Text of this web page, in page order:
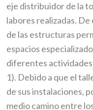
eje distribuidor de la
labores realizadas.
de las estructuras
espacios
diferentes
1). Debido a que el
de sus instalaciones,
medio camino entre